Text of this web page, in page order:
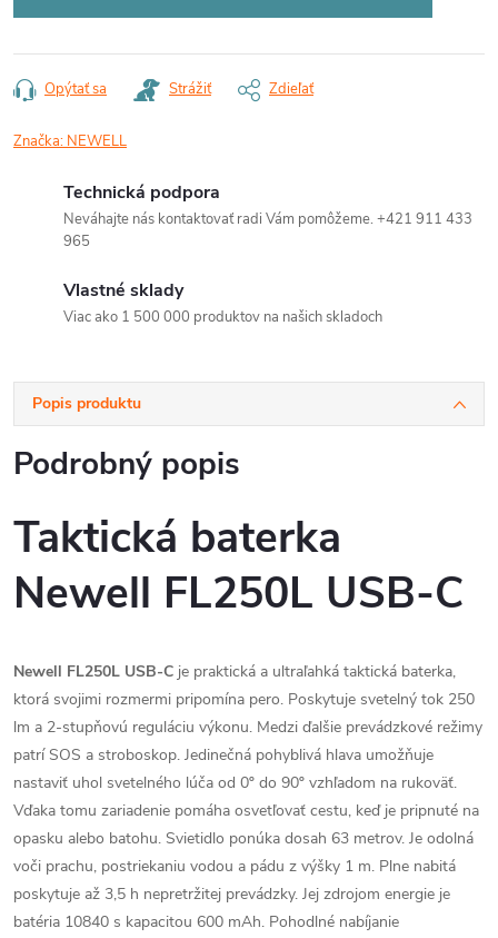
Opýtať sa Strážiť Zdieľať
Značka: NEWELL
Technická podpora
Neváhajte nás kontaktovať radi Vám pomôžeme. +421 911 433
965
Vlastné sklady
Viac ako 1 500 000 produktov na našich skladoch
Popis produktu
Podrobný popis
Taktická baterka
Newell FL250L USB-C
Newell FL250L USB-C je praktická a ultraľahká taktická baterka,
ktorá svojimi rozmermi pripomína pero. Poskytuje svetelný tok 250
lm a 2-stupňovú reguláciu výkonu. Medzi ďalšie prevádzkové režimy
patrí SOS a stroboskop. Jedinečná pohyblivá hlava umožňuje
nastaviť uhol svetelného lúča od 0º do 90º vzhľadom na rukoväť.
Vďaka tomu zariadenie pomáha osvetľovať cestu, keď je pripnuté na
opasku alebo batohu. Svietidlo ponúka dosah 63 metrov. Je odolná
voči prachu, postriekaniu vodou a pádu z výšky 1 m. Plne nabitá
poskytuje až 3,5 h nepretržitej prevádzky. Jej zdrojom energie je
batéria 10840 s kapacitou 600 mAh. Pohodlné nabíjanie